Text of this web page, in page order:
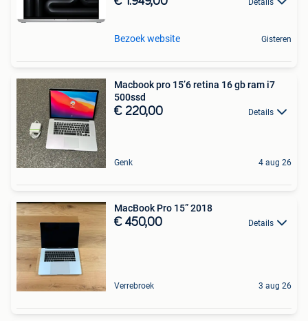
Bezoek website Gisteren
Macbook pro 15’6 retina 16 gb ram i7
500ssd
€ 220,00 Details
Genk 4 aug 26
MacBook Pro 15” 2018
€ 450,00 Details
Verrebroek 3 aug 26